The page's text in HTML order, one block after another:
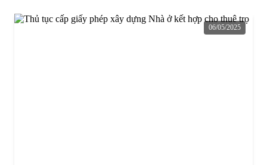
06/05/2025